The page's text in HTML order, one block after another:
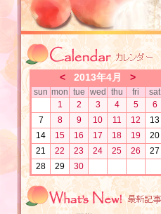
< 2013年4月 >
sun mon tue wed thu fri
sat
1
2 3 4 5
6
7
8 9 10 11 12
13
14
15 16 17 18 19
20
21
22 23 24 25 26
27
28
29 30